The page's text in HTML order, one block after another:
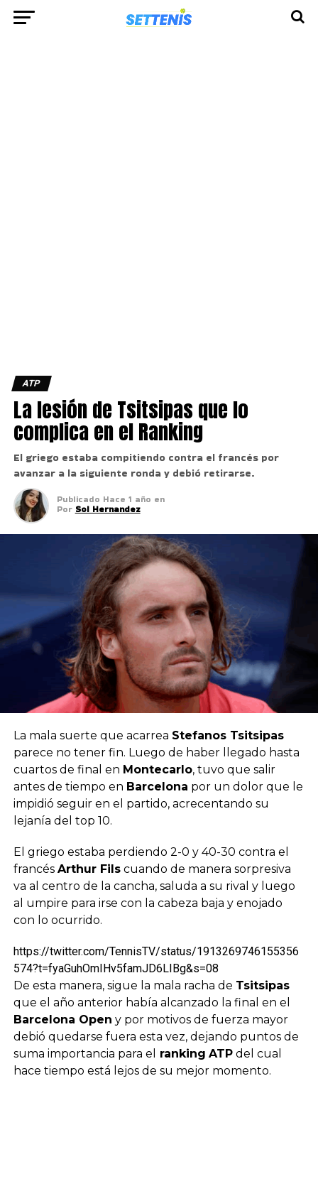
ATP
La lesión de Tsitsipas que lo
complica en el Ranking
El griego estaba compitiendo contra el francés por
avanzar a la siguiente ronda y debió retirarse.
Publicado Hace 1 año en
Por Sol Hernandez
La mala suerte que acarrea Stefanos Tsitsipas
parece no tener fin. Luego de haber llegado hasta
cuartos de final en Montecarlo, tuvo que salir
antes de tiempo en Barcelona por un dolor que le
impidió seguir en el partido, acrecentando su
lejanía del top 10.
El griego estaba perdiendo 2-0 y 40-30 contra el
francés Arthur Filscuando de manera sorpresiva
va al centro de la cancha, saluda a su rival y luego
al umpire para irse con la cabeza baja y enojado
con lo ocurrido.
https://twitter.com/TennisTV/status/1913269746155356
574?t=fyaGuhOmIHv5famJD6LIBg&s=08
De esta manera, sigue la mala racha de Tsitsipas
que el año anterior había alcanzado la final en el
Barcelona Open y por motivos de fuerza mayor
debió quedarse fuera esta vez, dejando puntos de
suma importancia para el
ranking ATPdel cual
hace tiempo está lejos de su mejor momento.